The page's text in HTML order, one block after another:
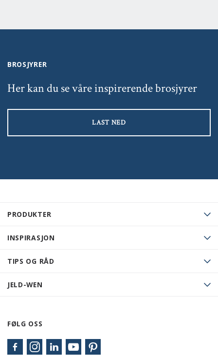
PRODUKTER
INSPIRASJON
TIPS OG RÅD
JELD-WEN
FØLG OSS
BROSJYRER
Her kan du se våre inspirerende brosjyrer
LAST NED